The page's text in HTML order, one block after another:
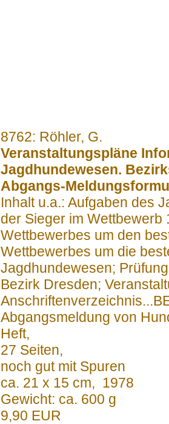
8762: Röhler, G.
Veranstaltungspläne
Jagdhundewesen.
Abgangs-
Inhalt u.a.: Aufgaben des
der Sieger im
Wettbewerbes um den
Wettbewerbes um die
Jagdhundewesen;
Bezirk Dresden;
Abgangsmeldung von
Heft,
27 Seiten,
noch gut mit Spuren
ca. 21 x 15 cm, 1978
Gewicht: ca. 600 g
9,90 EUR